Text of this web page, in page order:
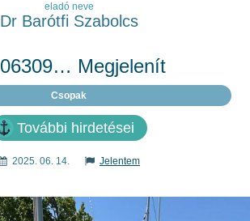
eladó neve
Dr Barótfi Szabolcs
06309… Megjelenít
Csopak
További hirdetései
2025. 06. 14. Jelentem